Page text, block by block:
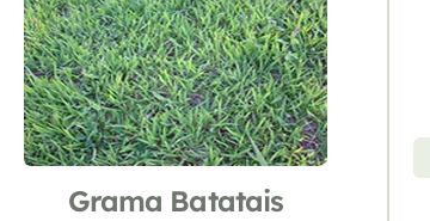
Grama Batatais